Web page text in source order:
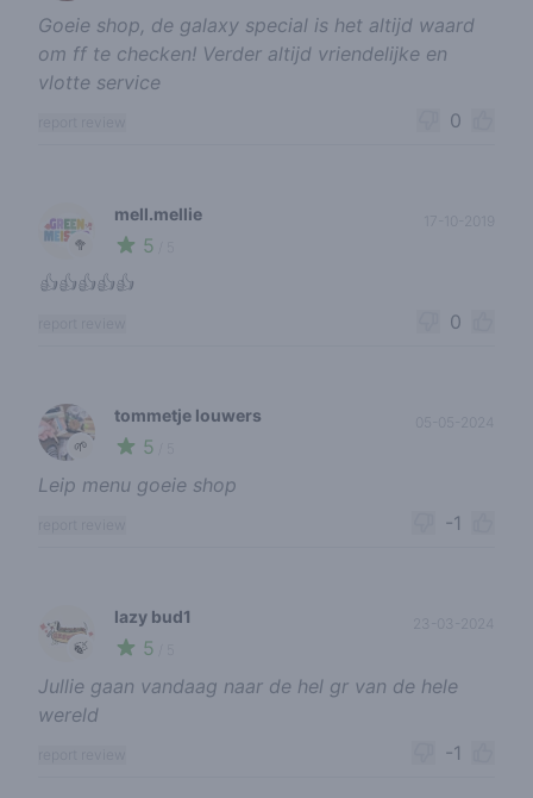
Goeie shop, de galaxy special is het altijd waard
om ff te checken! Verder altijd vriendelijke en
vlotte service
0
🥦
mell.mellie
5
👍👍👍👍👍
0
🌱
tommetje louwers
5
Leip menu goeie shop
-1
🍃
lazy bud1
5
23-03-2024
Jullie gaan vandaag naar de hel gr van de hele
wereld
-1